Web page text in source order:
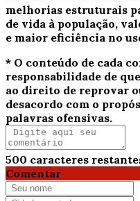
melhorias estruturais
de vida à população,
e maior eficiência no
* O conteúdo de cada
responsabilidade de
ao direito de reprovar
desacordo com o
palavras ofensivas.
500 caracteres
Comentar